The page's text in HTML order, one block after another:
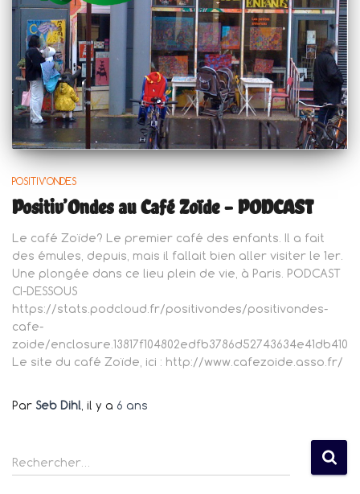
POSITIV'ONDES
Positiv’Ondes au Café Zoïde – PODCAST
Le café Zoïde? Le premier café des enfants. Il a fait
des émules, depuis, mais il fallait bien aller visiter le 1er.
Une plongée dans ce lieu plein de vie, à Paris. PODCAST
CI-DESSOUS
https://stats.podcloud.fr/positivondes/positivondes-
cafe-
zoide/
Le site du café Zoïde, ici : http://www.cafezoide.asso.fr/
Par Seb Dihl, il y a 6 ans
R
e
Rechercher…